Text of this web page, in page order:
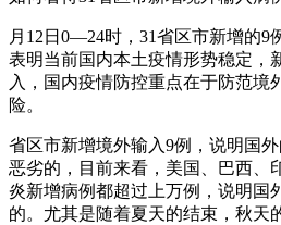
月12日0—24时，31省区市新增的9
表明当前国内本土疫情形势稳定，
入，国内疫情防控重点在于防范境
险。
省区市新增境外输入9例，说明国
恶劣的，目前来看，美国、巴西、
炎新增病例都超过上万例，说明国
的。尤其是随着夏天的结束，秋天